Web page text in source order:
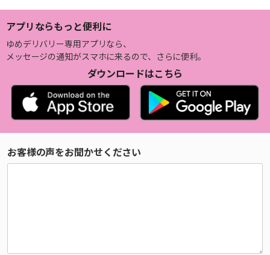
アプリならもっと便利に
ゆめデリバリー専用アプリなら、
メッセージの通知がスマホに来るので、さらに便利。
ダウンロードはこちら
お客様の声をお聞かせください